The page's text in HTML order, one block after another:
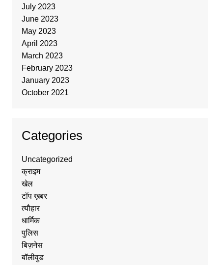
July 2023
June 2023
May 2023
April 2023
March 2023
February 2023
January 2023
October 2021
Categories
Uncategorized
क्राइम
खेल
टॉप ख़बर
त्यौहार
धार्मिक
पुलिस
बिज़नेस
बॉलीवुड